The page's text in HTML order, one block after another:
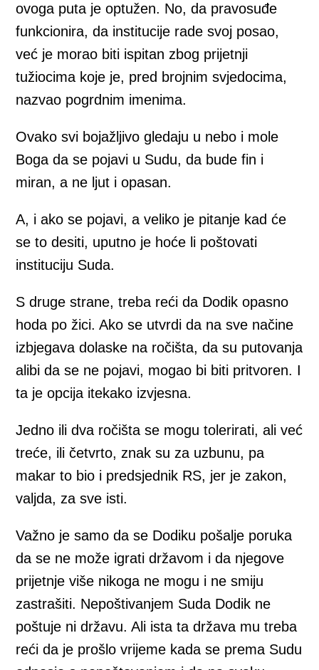
ovoga puta je optužen. No, da pravosuđe
funkcionira, da institucije rade svoj posao,
već je morao biti ispitan zbog prijetnji
tužiocima koje je, pred brojnim svjedocima,
nazvao pogrdnim imenima.
Ovako svi bojažljivo gledaju u nebo i mole
Boga da se pojavi u Sudu, da bude fin i
miran, a ne ljut i opasan.
A, i ako se pojavi, a veliko je pitanje kad će
se to desiti, uputno je hoće li poštovati
instituciju Suda.
S druge strane, treba reći da Dodik opasno
hoda po žici. Ako se utvrdi da na sve načine
izbjegava dolaske na ročišta, da su putovanja
alibi da se ne pojavi, mogao bi biti pritvoren. I
ta je opcija itekako izvjesna.
Jedno ili dva ročišta se mogu tolerirati, ali već
treće, ili četvrto, znak su za uzbunu, pa
makar to bio i predsjednik RS, jer je zakon,
valjda, za sve isti.
Važno je samo da se Dodiku pošalje poruka
da se ne može igrati državom i da njegove
prijetnje više nikoga ne mogu i ne smiju
zastrašiti. Nepoštivanjem Suda Dodik ne
poštuje ni državu. Ali ista ta država mu treba
reći da je prošlo vrijeme kada se prema Sudu